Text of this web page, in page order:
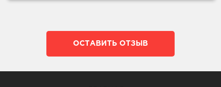
ОСТАВИТЬ ОТЗЫВ